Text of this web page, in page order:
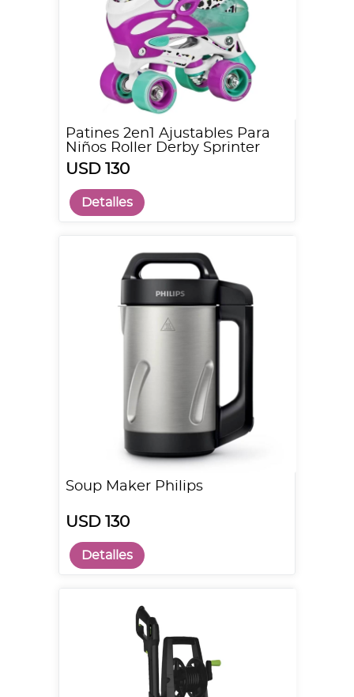
Patines 2en1 Ajustables Para
Niños Roller Derby Sprinter
USD 130
Detalles
Soup Maker Philips
USD 130
Detalles